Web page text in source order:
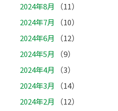
2024年8月
（11）
2024年7月
（10）
2024年6月
（12）
2024年5月
（9）
2024年4月
（3）
2024年3月
（14）
2024年2月
（12）